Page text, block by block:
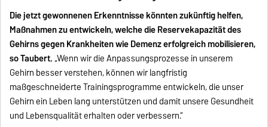
Die jetzt gewonnenen Erkenntnisse könnten zukünftig helfen,
Maßnahmen zu entwickeln, welche die Reservekapazität des
Gehirns gegen Krankheiten wie Demenz erfolgreich mobilisieren,
so Taubert.„Wenn wir die Anpassungsprozesse in unserem
Gehirn besser verstehen, können wir langfristig
maßgeschneiderte Trainingsprogramme entwickeln, die unser
Gehirn ein Leben lang unterstützen und damit unsere Gesundheit
und Lebensqualität erhalten oder verbessern.“